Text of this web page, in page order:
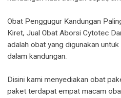
Obat Penggugur Kandungan
Kiret, Jual Obat Aborsi Cytotec
adalah obat yang digunakan
dalam kandungan.
Disini kami menyediakan obat
paket terdapat empat macam